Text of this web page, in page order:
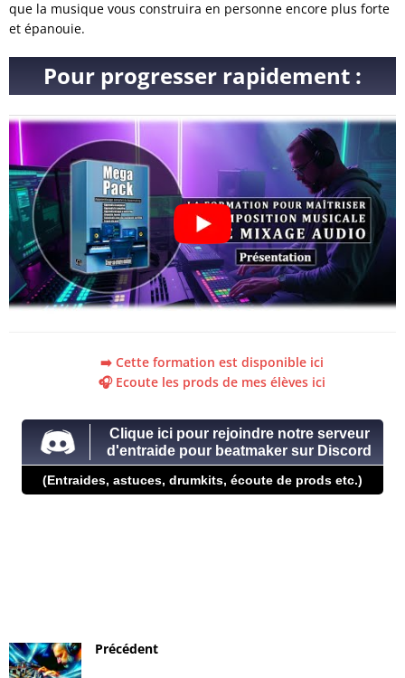
que la musique vous construira en personne encore plus forte
et épanouie.
Pour progresser rapidement :
➡️ Cette formation est disponible ici
🎧 Ecoute les prods de mes élèves ici
Clique ici pour rejoindre notre serveur
d'entraide pour beatmaker sur Discord
(Entraides, astuces, drumkits, écoute de prods etc.)
Précédent